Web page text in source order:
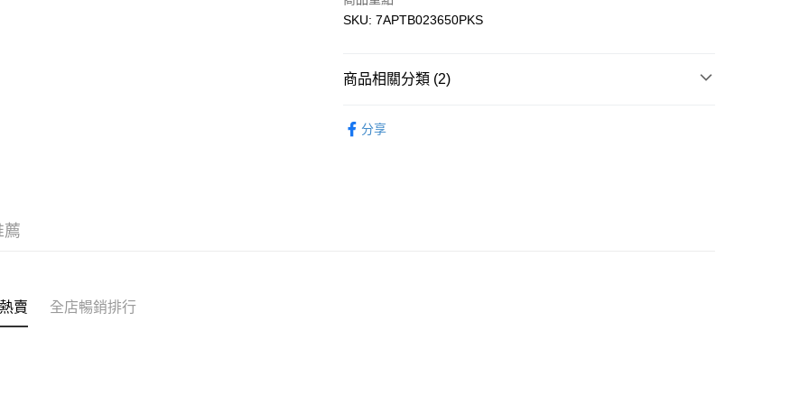
WeChat Pay
送貨方式
每筆HK$50.00，滿HK$499.00或以上免運費
SKU: 7APTB023650PKS
商品相關分類 (2)
分享
薦
賣 全店暢銷排行